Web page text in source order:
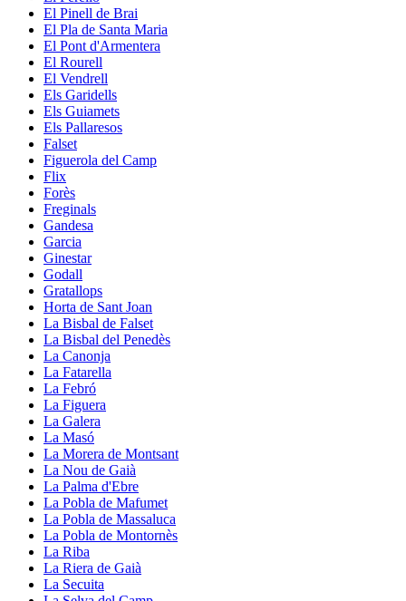
El Pinell de Brai
El Pla de Santa Maria
El Pont d'Armentera
El Rourell
El Vendrell
Els Garidells
Els Guiamets
Els Pallaresos
Falset
Figuerola del Camp
Flix
Forès
Freginals
Gandesa
Garcia
Ginestar
Godall
Gratallops
Horta de Sant Joan
La Bisbal de Falset
La Bisbal del Penedès
La Canonja
La Fatarella
La Febró
La Figuera
La Galera
La Masó
La Morera de Montsant
La Nou de Gaià
La Palma d'Ebre
La Pobla de Mafumet
La Pobla de Massaluca
La Pobla de Montornès
La Riba
La Riera de Gaià
La Secuita